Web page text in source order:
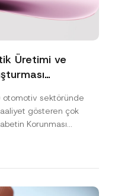
Üretimi ve
otomotiv sektöründe
gösteren çok
Korunması